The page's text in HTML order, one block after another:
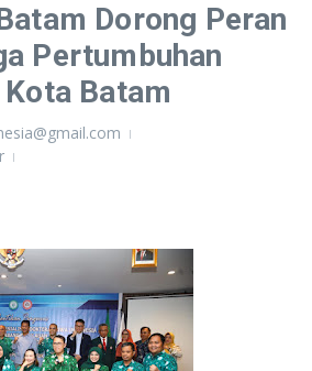
Dorong Peran
Pertumbuhan
Batam